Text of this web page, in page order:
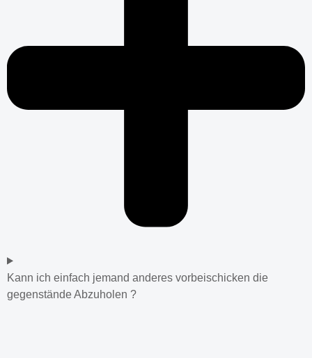
Kann ich einfach jemand anderes vorbeischicken die
gegenstände Abzuholen ?